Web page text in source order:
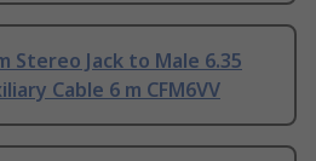
Stereo Jack to Male 6.35
Cable 6 m CFM6VV